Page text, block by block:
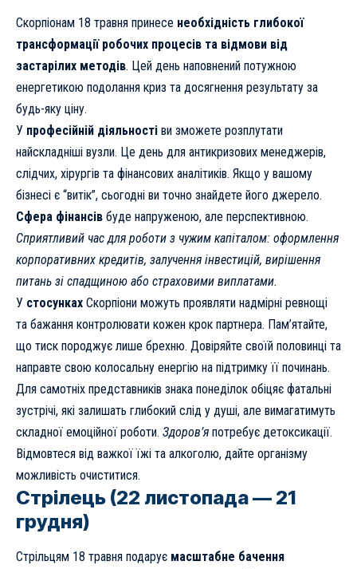
Скорпіонам 18 травня принесе необхідність глибокої
трансформації робочих процесів та відмови від
застарілих методів. Цей день наповнений потужною
енергетикою подолання криз та досягнення результату за
будь-яку ціну.
У професійній діяльності ви зможете розплутати
найскладніші вузли. Це день для антикризових менеджерів,
слідчих, хірургів та фінансових аналітиків. Якщо у вашому
бізнесі є “витік”, сьогодні ви точно знайдете його джерело.
Сфера фінансів буде напруженою, але перспективною.
Сприятливий час для роботи з чужим капіталом: оформлення
корпоративних кредитів, залучення інвестицій, вирішення
питань зі спадщиною або страховими виплатами.
У стосунках Скорпіони можуть проявляти надмірні ревнощі
та бажання контролювати кожен крок партнера. Пам’ятайте,
що тиск породжує лише брехню. Довіряйте своїй половинці та
направте свою колосальну енергію на підтримку її починань.
Для самотніх представників знака понеділок обіцяє фатальні
зустрічі, які залишать глибокий слід у душі, але вимагатимуть
складної емоційної роботи. Здоров’я потребує детоксикації.
Відмовтеся від важкої їжі та алкоголю, дайте організму
можливість очиститися.
Стрілець (22 листопада — 21
грудня)
Стрільцям 18 травня подарує масштабне бачення